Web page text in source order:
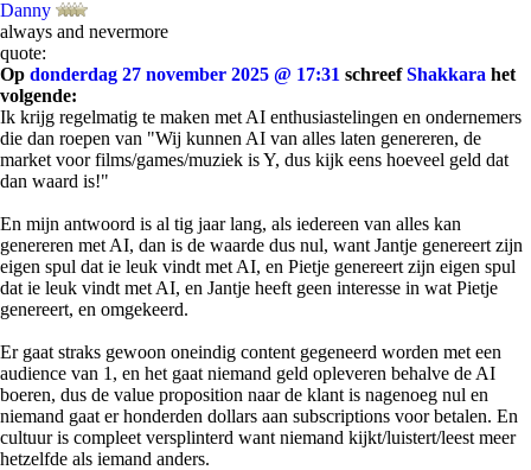
Danny
always and nevermore
quote:
Op donderdag 27 november 2025 @ 17:31 schreefShakkara het
volgende:
Ik krijg regelmatig te maken met AI enthusiastelingen en ondernemers
die dan roepen van "Wij kunnen AI van alles laten genereren, de
market voor films/games/muziek is Y, dus kijk eens hoeveel geld dat
dan waard is!"
En mijn antwoord is al tig jaar lang, als iedereen van alles kan
genereren met AI, dan is de waarde dus nul, want Jantje genereert zijn
eigen spul dat ie leuk vindt met AI, en Pietje genereert zijn eigen spul
dat ie leuk vindt met AI, en Jantje heeft geen interesse in wat Pietje
genereert, en omgekeerd.
Er gaat straks gewoon oneindig content gegeneerd worden met een
audience van 1, en het gaat niemand geld opleveren behalve de AI
boeren, dus de value proposition naar de klant is nagenoeg nul en
niemand gaat er honderden dollars aan subscriptions voor betalen. En
cultuur is compleet versplinterd want niemand kijkt/luistert/leest meer
hetzelfde als iemand anders.